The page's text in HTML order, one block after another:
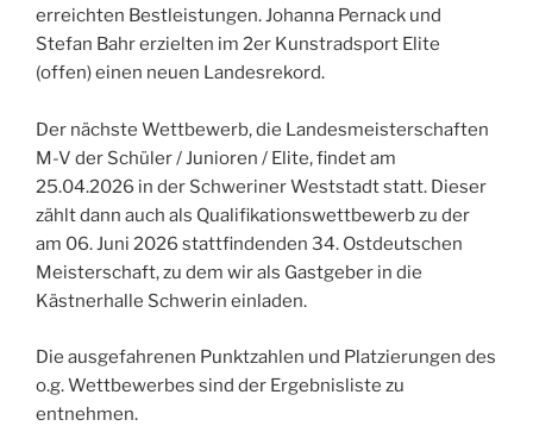
erreichten Bestleistungen. Johanna Pernack und
Stefan Bahr erzielten im 2er Kunstradsport Elite
(offen) einen neuen Landesrekord.
Der nächste Wettbewerb, die Landesmeisterschaften
M-V der Schüler / Junioren / Elite, findet am
25.04.2026 in der Schweriner Weststadt statt. Dieser
zählt dann auch als Qualifikationswettbewerb zu der
am 06. Juni 2026 stattfindenden 34. Ostdeutschen
Meisterschaft, zu dem wir als Gastgeber in die
Kästnerhalle Schwerin einladen.
Die ausgefahrenen Punktzahlen und Platzierungen des
o.g. Wettbewerbes sind der Ergebnisliste zu
entnehmen.